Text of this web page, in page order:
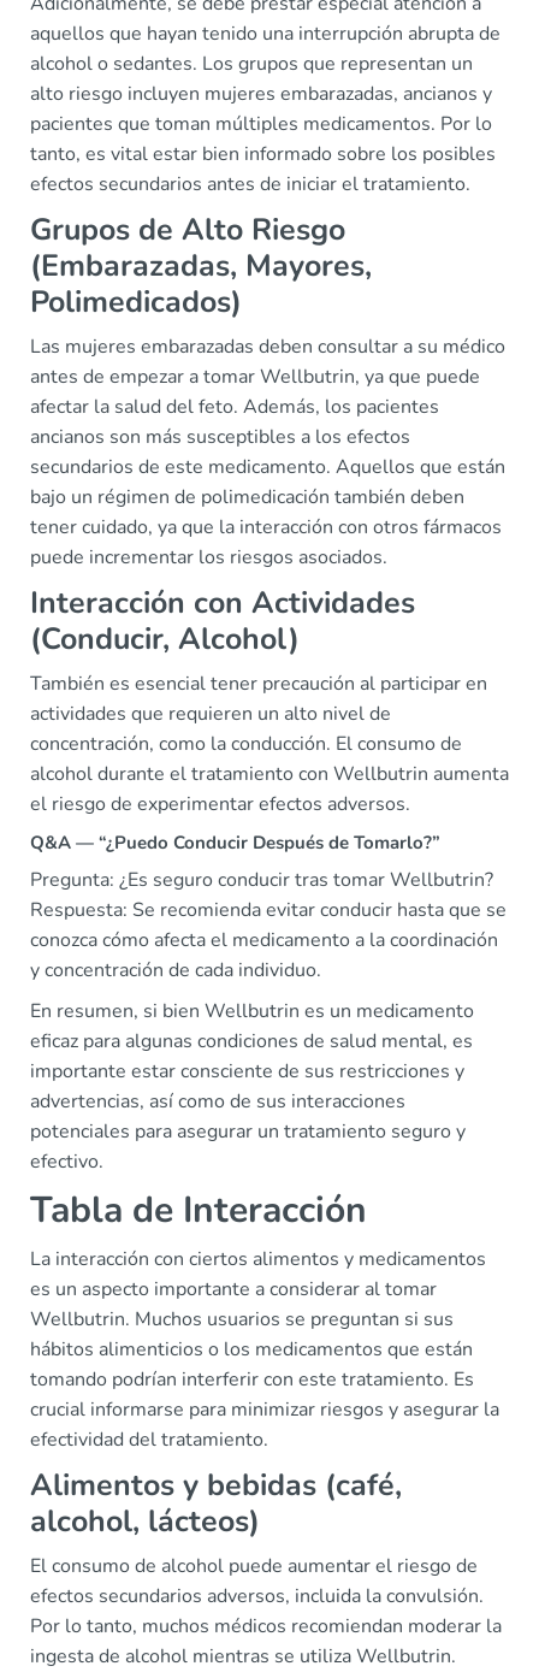
aquellos que hayan tenido una interrupción abrupta de
alcohol o sedantes. Los grupos que representan un
alto riesgo incluyen mujeres embarazadas, ancianos y
pacientes que toman múltiples medicamentos. Por lo
tanto, es vital estar bien informado sobre los posibles
efectos secundarios antes de iniciar el tratamiento.
Grupos de Alto Riesgo
(Embarazadas, Mayores,
Polimedicados)
Las mujeres embarazadas deben consultar a su médico
antes de empezar a tomar Wellbutrin, ya que puede
afectar la salud del feto. Además, los pacientes
ancianos son más susceptibles a los efectos
secundarios de este medicamento. Aquellos que están
bajo un régimen de polimedicación también deben
tener cuidado, ya que la interacción con otros fármacos
puede incrementar los riesgos asociados.
Interacción con Actividades
(Conducir, Alcohol)
También es esencial tener precaución al participar en
actividades que requieren un alto nivel de
concentración, como la conducción. El consumo de
alcohol durante el tratamiento con Wellbutrin aumenta
el riesgo de experimentar efectos adversos.
Q&A — “¿Puedo Conducir Después de Tomarlo?”
Pregunta: ¿Es seguro conducir tras tomar Wellbutrin?
Respuesta: Se recomienda evitar conducir hasta que se
conozca cómo afecta el medicamento a la coordinación
y concentración de cada individuo.
En resumen, si bien Wellbutrin es un medicamento
eficaz para algunas condiciones de salud mental, es
importante estar consciente de sus restricciones y
advertencias, así como de sus interacciones
potenciales para asegurar un tratamiento seguro y
efectivo.
Tabla de Interacción
La interacción con ciertos alimentos y medicamentos
es un aspecto importante a considerar al tomar
Wellbutrin. Muchos usuarios se preguntan si sus
hábitos alimenticios o los medicamentos que están
tomando podrían interferir con este tratamiento. Es
crucial informarse para minimizar riesgos y asegurar la
efectividad del tratamiento.
Alimentos y bebidas (café,
alcohol, lácteos)
El consumo de alcohol puede aumentar el riesgo de
efectos secundarios adversos, incluida la convulsión.
Por lo tanto, muchos médicos recomiendan moderar la
ingesta de alcohol mientras se utiliza Wellbutrin.